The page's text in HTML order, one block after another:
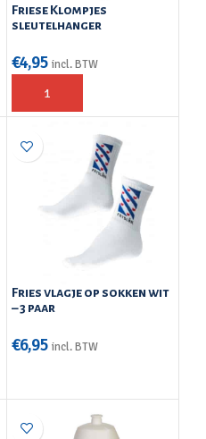
Friese Klompjes
sleutelhanger
€4,95 incl. BTW
Fries vlagje op sokken wit
– 3 paar
€6,95 incl. BTW